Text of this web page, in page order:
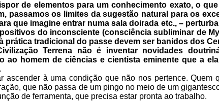
de elementos para um conhecimento exato, o
passamos os limites da sugestão natural para os
que imagine entrar numa sala doirada etc., –
do inconsciente (consciência subliminar de
tradicional do passe devem ser banidos dos
Terrena não é inventar novidades
homem de ciências e cientista eminente que a
à uma condição que não nos pertence. Quem
que não passa de um pingo no meio de um
de ferramenta, que precisa estar pronta ao trabalho.